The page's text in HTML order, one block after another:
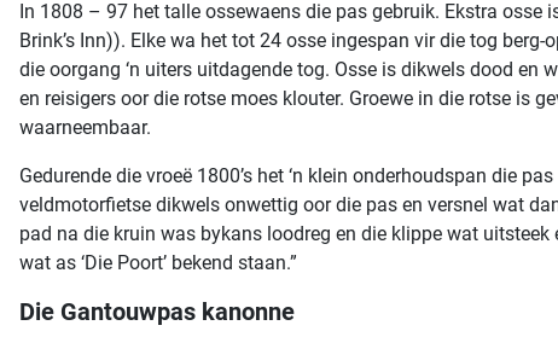
In 1808 – 97 het talle ossewaens die pas gebruik. Ekstra
Brink’s Inn)). Elke wa het tot 24 osse ingespan vir die tog
die oorgang ‘n uiters uitdagende tog. Osse is dikwels dood
en reisigers oor die rotse moes klouter. Groewe in die rotse is
waarneembaar.
Gedurende die vroeë 1800’s het ‘n klein onderhoudspan die
veldmotorfietse dikwels onwettig oor die pas en versnel wat
pad na die kruin was bykans loodreg en die klippe wat
wat as ‘Die Poort’ bekend staan.”
Die Gantouwpas kanonne